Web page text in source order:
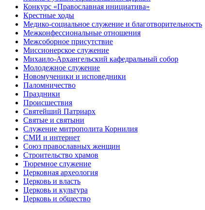
Конкурс «Православная инициатива»
Крестные ходы
Медико-социальное служение и благотворительность
Межконфессиональные отношения
Межсоборное присутствие
Миссионерское служение
Михаило-Архангельский кафедральный собор
Молодежное служение
Новомученики и исповедники
Паломничество
Праздники
Происшествия
Святейший Патриарх
Святые и святыни
Служение митрополита Корнилия
СМИ и интернет
Союз православных женщин
Строительство храмов
Тюремное служение
Церковная археология
Церковь и власть
Церковь и культура
Церковь и общество